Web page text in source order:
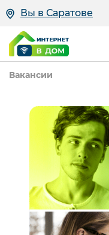
Вы в Саратове
Вакансии